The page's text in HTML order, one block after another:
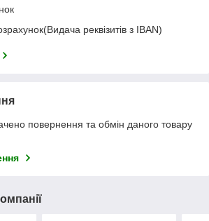
реквізитів з IBAN)
повернення та обмін даного товару